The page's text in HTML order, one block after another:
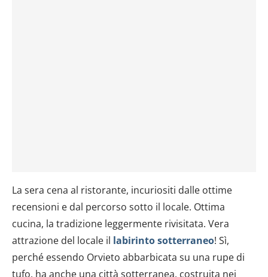
La sera cena al ristorante, incuriositi dalle ottime
recensioni e dal percorso sotto il locale. Ottima
cucina, la tradizione leggermente rivisitata. Vera
attrazione del locale il labirinto sotterraneo! Sì,
perché essendo Orvieto abbarbicata su una rupe di
tufo, ha anche una città sotterranea, costruita nei